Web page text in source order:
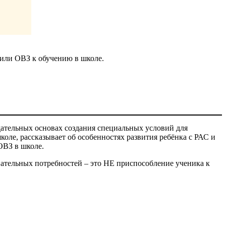
или ОВЗ к обучению в школе.
основах создания специальных условий для
рассказывает об особенностях развития ребёнка с РАС и
в школе.
потребностей – это НЕ приспособление ученика к